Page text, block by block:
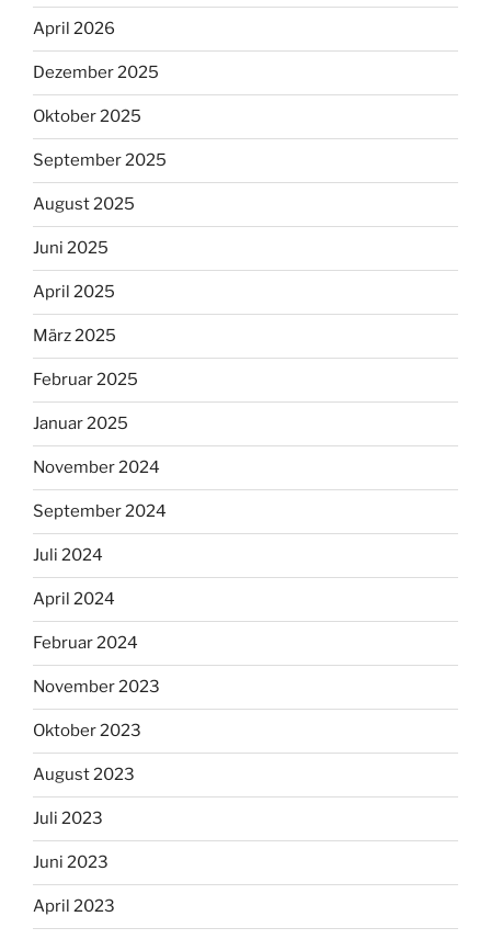
April 2026
Dezember 2025
Oktober 2025
September 2025
August 2025
Juni 2025
April 2025
März 2025
Februar 2025
Januar 2025
November 2024
September 2024
Juli 2024
April 2024
Februar 2024
November 2023
Oktober 2023
August 2023
Juli 2023
Juni 2023
April 2023